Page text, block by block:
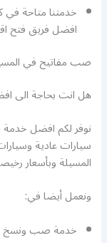
خدمتنا متاحة في
افضل فريق فتح
صب مفاتيح في
هل انت بحاجة الى
نوفر لكم افضل
سيارات عادية
المسيلة وبأسعار
ونعمل أيضا في:
خدمة صب ونسخ